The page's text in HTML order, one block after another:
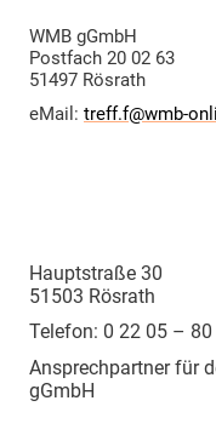
WMB gGmbH
Postfach 20 02 63
51497 Rösrath
eMail: treff.f@wmb-
Hauptstraße 30
51503 Rösrath
Telefon: 0 22 05 –
Ansprechpartner für
gGmbH